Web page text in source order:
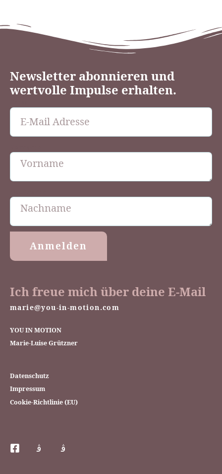
Ich freue mich über deine E-Mail
marie@you-in-motion.com
YOU IN MOTION
Marie-Luise Grützner
Datenschutz
Impressum
Cookie-Richtlinie (EU)
Newsletter abonnieren und
wertvolle Impulse erhalten.
Anmelden